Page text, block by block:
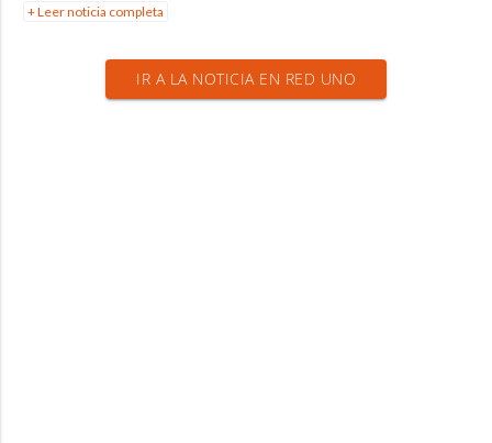
+ Leer noticia completa
IR A LA NOTICIA EN RED UNO